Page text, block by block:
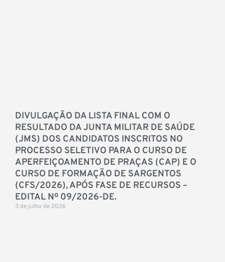
DIVULGAÇÃO DA LISTA FINAL COM O
RESULTADO DA JUNTA MILITAR DE SAÚDE
(JMS) DOS CANDIDATOS INSCRITOS NO
PROCESSO SELETIVO PARA O CURSO DE
APERFEIÇOAMENTO DE PRAÇAS (CAP) E O
CURSO DE FORMAÇÃO DE SARGENTOS
(CFS/2026), APÓS FASE DE RECURSOS –
EDITAL Nº 09/2026-DE.
3 de julho de 2026